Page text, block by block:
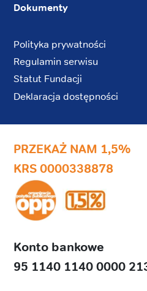
Dokumenty
Polityka prywatności
Regulamin serwisu
Statut Fundacji
Deklaracja dostępności
PRZEKAŻ NAM 1,5%
KRS 0000338878
Konto bankowe
95 1140 1140 0000